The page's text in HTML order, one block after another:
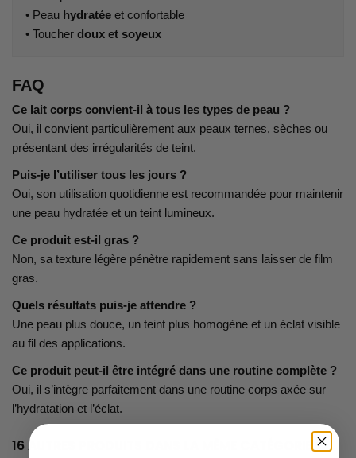
• Peau hydratée et confortable
• Toucher doux et soyeux
FAQ
Ce lait corps convient-il à tous les types de peau ?
Oui, il convient particulièrement aux peaux ternes, sèches ou
présentant des irrégularités de teint.
Puis-je l’utiliser tous les jours ?
Oui, son utilisation quotidienne est recommandée pour maintenir
une peau hydratée et un teint lumineux.
Ce produit est-il gras ?
Non, sa texture légère pénètre rapidement sans laisser de film
gras.
Quels résultats puis-je attendre ?
Une peau plus douce, un teint plus homogène et un éclat visible
au fil des applications.
Ce produit peut-il être intégré dans une routine complète ?
Oui, il s’intègre parfaitement dans une routine corps axée sur
l’hydratation et l’éclat.
16 AUTRES PRODUITS DANS LA MÊME CATÉGORIE :